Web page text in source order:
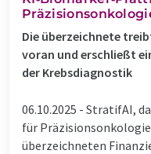
Die überzeichnete
voran und erschließt
der Krebsdiagnostik
06.10.2025 - StratifAI,
für
überzeichneten